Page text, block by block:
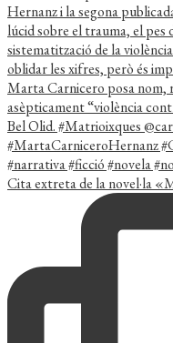
Cita extreta de la novel·la